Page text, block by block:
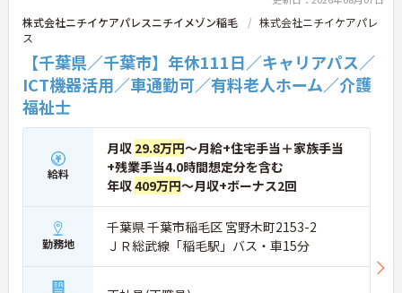
株式会社ニチイケアパレスニチイメゾン稲毛
株式会社ニチイケアパレ
ス
【千葉県／千葉市】年休111日／キャリアパス／
ICT機器活用／車通勤可／有料老人ホーム／介護
福祉士
給料
月収 29.8万円～月給+住宅手当＋家族手当
+残業手当4.0時間想定分を含む
年収409万円～月収+ボーナス2回
勤務地
千葉県 千葉市稲毛区 宮野木町2153-2
ＪＲ総武線「稲毛駅」バス・車15分